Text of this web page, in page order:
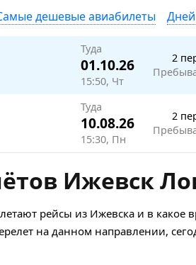
дешевые авиабилеты
Туда
01.10.26
15:50, Чт
2
Туда
10.08.26
15:30, Пн
2
Ижевск
рейсы из Ижевска и в какое
на данном направлении,